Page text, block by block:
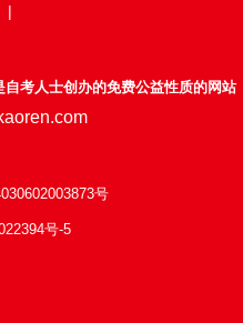
|
考人士创办的免费公益性质的网站
号
号-5